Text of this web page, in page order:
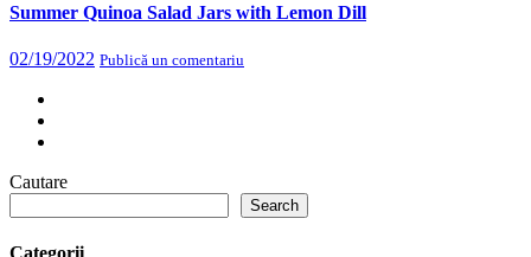
Summer Quinoa Salad Jars with Lemon Dill
02/19/2022 Publică un comentariu
Cautare
Search